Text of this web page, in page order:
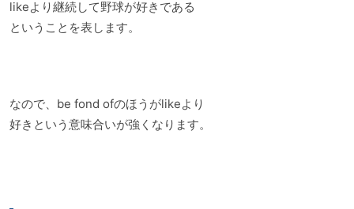
likeより継続して野球が好きである
ということを表します。
なので、be fond ofのほうがlikeより
好きという意味合いが強くなります。